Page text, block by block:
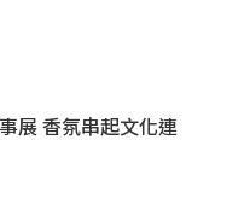
展 香氛串起文化連